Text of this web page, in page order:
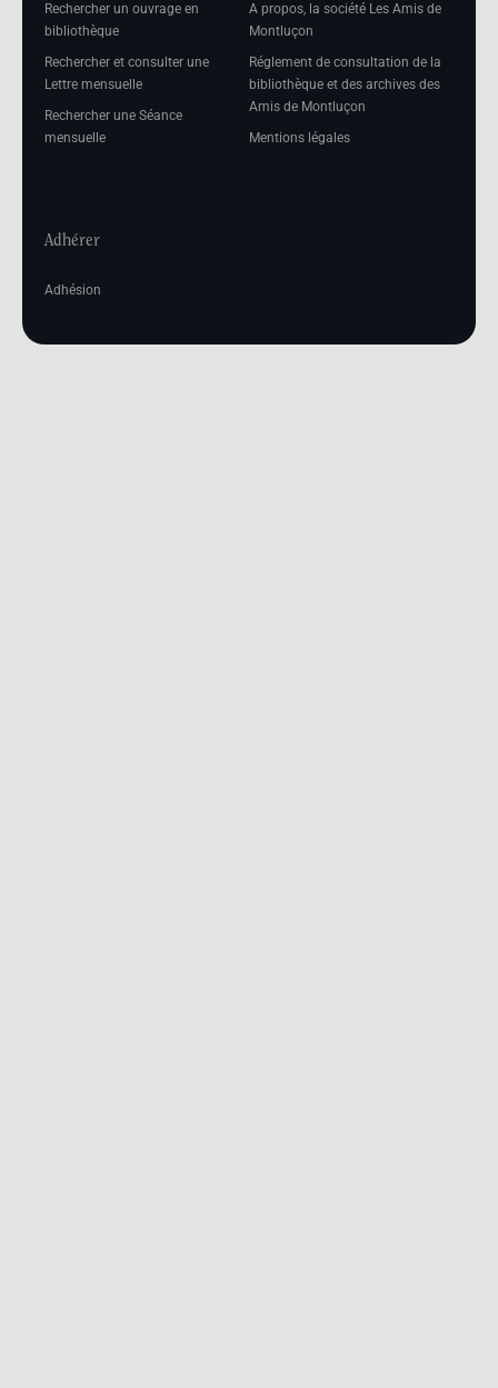
Rechercher un ouvrage en
bibliothèque
Rechercher et consulter une
Lettre mensuelle
Rechercher une Séance
mensuelle
A propos, la société Les Amis de
Montluçon
Réglement de consultation de la
bibliothèque et des archives des
Amis de Montluçon
Mentions légales
Adhérer
Adhésion